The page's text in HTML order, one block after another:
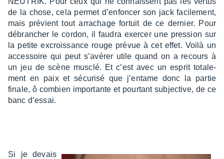
de la chose, cela permet d’en­fon­cer son jack faci­le­ment,
mais prévient tout arra­chage fortuit de ce dernier. Pour
débran­cher le cordon, il faudra exer­cer une pres­sion sur
la petite excrois­sance rouge prévue à cet effet. Voilà un
acces­soire qui peut s’avé­rer utile quand on a recours à
un jeu de scène musclé. Et c’est avec un esprit tota­le­
ment en paix et sécu­risé que j’en­tame donc la partie
finale, ô combien impor­tante et pour­tant subjec­tive, de ce
banc d’es­sai.
Si je devais